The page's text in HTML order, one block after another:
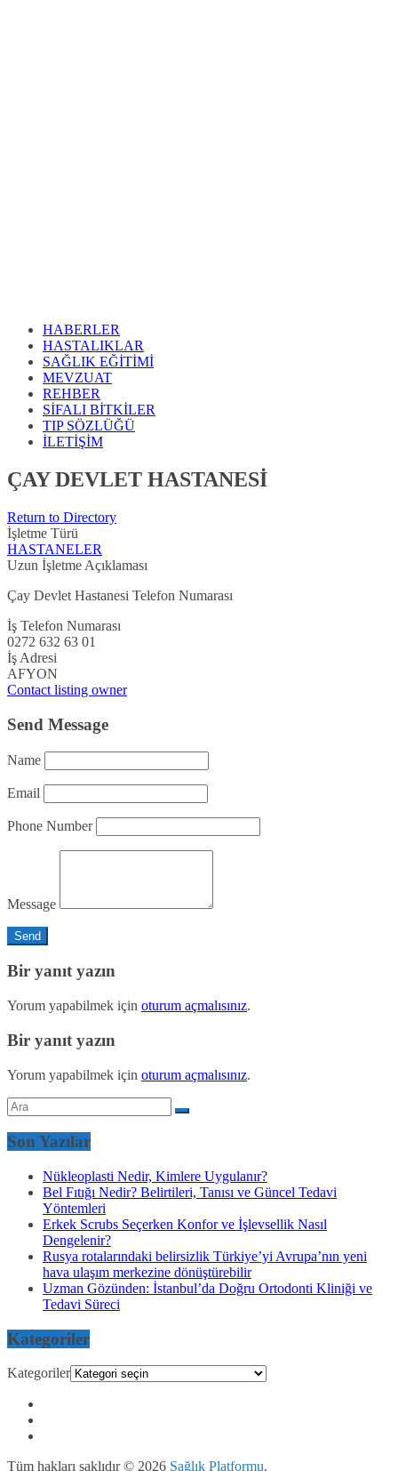
HABERLER
HASTALIKLAR
SAĞLIK EĞİTİMİ
MEVZUAT
REHBER
SİFALI BİTKİLER
TIP SÖZLÜĞÜ
İLETİŞİM
ÇAY DEVLET HASTANESİ
Return to Directory
İşletme Türü
HASTANELER
Uzun İşletme Açıklaması
Çay Devlet Hastanesi Telefon Numarası
İş Telefon Numarası
0272 632 63 01
İş Adresi
AFYON
Contact listing owner
Send Message
Name
Email
Phone Number
Message
Bir yanıt yazın
Yorum yapabilmek için oturum açmalısınız.
Bir yanıt yazın
Yorum yapabilmek için oturum açmalısınız.
Son Yazılar
Nükleoplasti Nedir, Kimlere Uygulanır?
Bel Fıtığı Nedir? Belirtileri, Tanısı ve Güncel Tedavi
Yöntemleri
Erkek Scrubs Seçerken Konfor ve İşlevsellik Nasıl
Dengelenir?
Rusya rotalarındaki belirsizlik Türkiye’yi Avrupa’nın yeni
hava ulaşım merkezine dönüştürebilir
Uzman Gözünden: İstanbul’da Doğru Ortodonti Kliniği ve
Tedavi Süreci
Kategoriler
Kategoriler
Tüm hakları saklıdır © 2026 Sağlık Platformu.